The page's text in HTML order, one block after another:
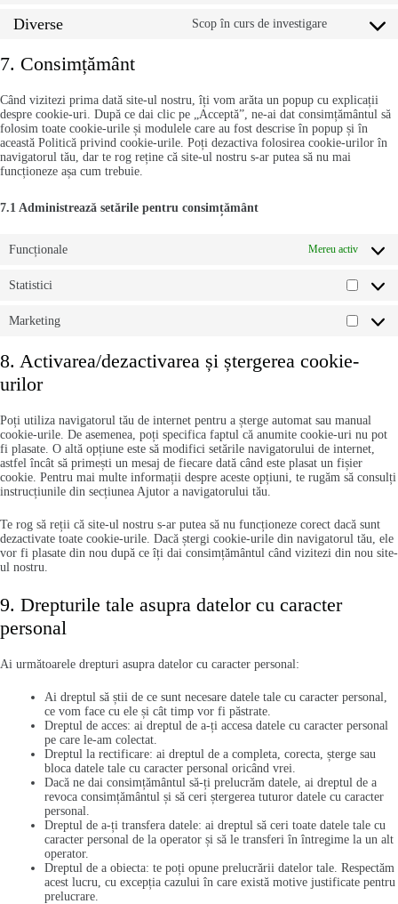
service
Diverse Scop în curs de investigare
Consent
7. Consimțământ
Când vizitezi prima dată site-ul nostru, îți vom arăta un popup cu explicații
despre cookie-uri. După ce dai clic pe „Acceptă”, ne-ai dat consimțământul să
folosim toate cookie-urile și modulele care au fost descrise în popup și în
această Politică privind cookie-urile. Poți dezactiva folosirea cookie-urilor în
navigatorul tău, dar te rog reține că site-ul nostru s-ar putea să nu mai
funcționeze așa cum trebuie.
7.1 Administrează setările pentru consimțământ
Funcționale Mereu activ
Statistici
Marketing
8. Activarea/dezactivarea și ștergerea cookie-
urilor
Poți utiliza navigatorul tău de internet pentru a șterge automat sau manual
cookie-urile. De asemenea, poți specifica faptul că anumite cookie-uri nu pot
fi plasate. O altă opțiune este să modifici setările navigatorului de internet,
astfel încât să primești un mesaj de fiecare dată când este plasat un fișier
cookie. Pentru mai multe informații despre aceste opțiuni, te rugăm să consulți
instrucțiunile din secțiunea Ajutor a navigatorului tău.
Te rog să reții că site-ul nostru s-ar putea să nu funcționeze corect dacă sunt
dezactivate toate cookie-urile. Dacă ștergi cookie-urile din navigatorul tău, ele
vor fi plasate din nou după ce îți dai consimțământul când vizitezi din nou site-
ul nostru.
9. Drepturile tale asupra datelor cu caracter
personal
Ai următoarele drepturi asupra datelor cu caracter personal:
Ai dreptul să știi de ce sunt necesare datele tale cu caracter personal,
ce vom face cu ele și cât timp vor fi păstrate.
Dreptul de acces: ai dreptul de a-ți accesa datele cu caracter personal
pe care le-am colectat.
Dreptul la rectificare: ai dreptul de a completa, corecta, șterge sau
bloca datele tale cu caracter personal oricând vrei.
Dacă ne dai consimțământul să-ți prelucrăm datele, ai dreptul de a
revoca consimțământul și să ceri ștergerea tuturor datele cu caracter
personal.
Dreptul de a-ți transfera datele: ai dreptul să ceri toate datele tale cu
caracter personal de la operator și să le transferi în întregime la un alt
operator.
Dreptul de a obiecta: te poți opune prelucrării datelor tale. Respectăm
acest lucru, cu excepția cazului în care există motive justificate pentru
prelucrare.